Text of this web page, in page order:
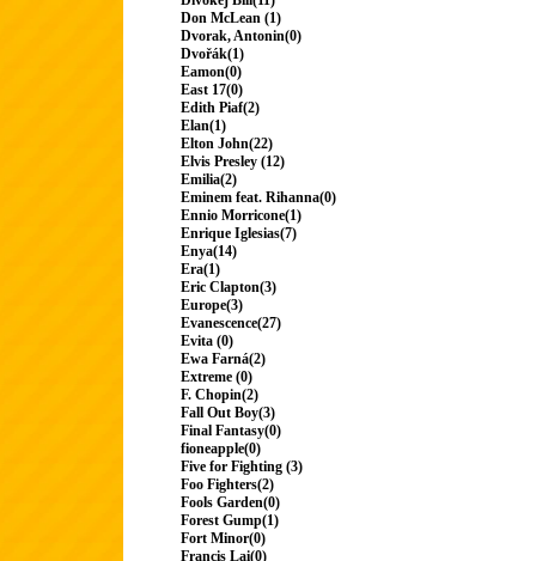
Don McLean (1)
Dvorak, Antonin(0)
Dvořák(1)
Eamon(0)
East 17(0)
Edith Piaf(2)
Elan(1)
Elton John(22)
Elvis Presley (12)
Emilia(2)
Eminem feat. Rihanna(0)
Ennio Morricone(1)
Enrique Iglesias(7)
Enya(14)
Era(1)
Eric Clapton(3)
Europe(3)
Evanescence(27)
Evita (0)
Ewa Farná(2)
Extreme (0)
F. Chopin(2)
Fall Out Boy(3)
Final Fantasy(0)
fioneapple(0)
Five for Fighting (3)
Foo Fighters(2)
Fools Garden(0)
Forest Gump(1)
Fort Minor(0)
Francis Lai(0)